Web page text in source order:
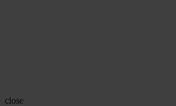
close